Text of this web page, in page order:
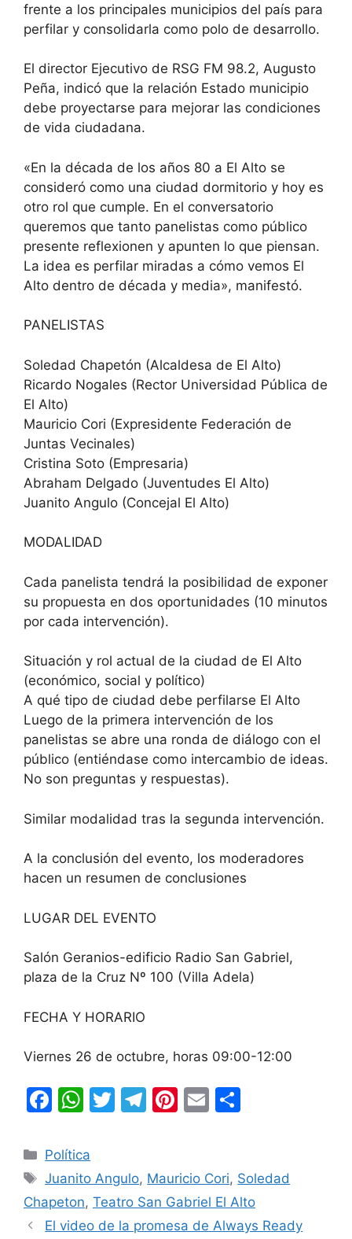
frente a los principales municipios del país para
perfilar y consolidarla como polo de desarrollo.
El director Ejecutivo de RSG FM 98.2, Augusto
Peña, indicó que la relación Estado municipio
debe proyectarse para mejorar las condiciones
de vida ciudadana.
«En la década de los años 80 a El Alto se
consideró como una ciudad dormitorio y hoy es
otro rol que cumple. En el conversatorio
queremos que tanto panelistas como público
presente reflexionen y apunten lo que piensan.
La idea es perfilar miradas a cómo vemos El
Alto dentro de década y media», manifestó.
PANELISTAS
Soledad Chapetón (Alcaldesa de El Alto)
Ricardo Nogales (Rector Universidad Pública de
El Alto)
Mauricio Cori (Expresidente Federación de
Juntas Vecinales)
Cristina Soto (Empresaria)
Abraham Delgado (Juventudes El Alto)
Juanito Angulo (Concejal El Alto)
MODALIDAD
Cada panelista tendrá la posibilidad de exponer
su propuesta en dos oportunidades (10 minutos
por cada intervención).
Situación y rol actual de la ciudad de El Alto
(económico, social y político)
A qué tipo de ciudad debe perfilarse El Alto
Luego de la primera intervención de los
panelistas se abre una ronda de diálogo con el
público (entiéndase como intercambio de ideas.
No son preguntas y respuestas).
Similar modalidad tras la segunda intervención.
A la conclusión del evento, los moderadores
hacen un resumen de conclusiones
LUGAR DEL EVENTO
Salón Geranios-edificio Radio San Gabriel,
plaza de la Cruz Nº 100 (Villa Adela)
FECHA Y HORARIO
Viernes 26 de octubre, horas 09:00-12:00
F
c
e
b
o
W
at
s
A
p
T
er
T
gr
a
m
Pi
e
st
E
l
p
ar
tir
Categorías
Política
Etiquetas
Juanito Angulo, Mauricio Cori, Soledad
Chapeton, Teatro San Gabriel El Alto
El video de la promesa de Always Ready